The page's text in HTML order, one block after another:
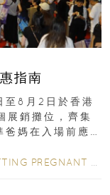
指南
8月2日於香港
展銷攤位，齊集
爸媽在入場前應
PREGNANT